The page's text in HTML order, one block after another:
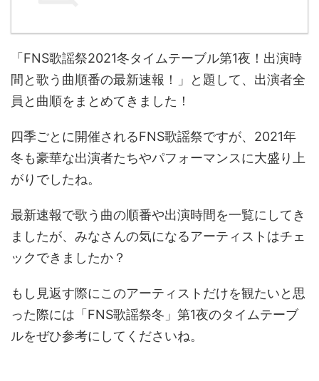
「FNS歌謡祭2021冬タイムテーブル第1夜！出演時
間と歌う曲順番の最新速報！」と題して、出演者全
員と曲順をまとめてきました！
四季ごとに開催されるFNS歌謡祭ですが、2021年
冬も豪華な出演者たちやパフォーマンスに大盛り上
がりでしたね。
最新速報で歌う曲の順番や出演時間を一覧にしてき
ましたが、みなさんの気になるアーティストはチェ
ックできましたか？
もし見返す際にこのアーティストだけを観たいと思
った際には「FNS歌謡祭冬」第1夜のタイムテーブ
ルをぜひ参考にしてくださいね。